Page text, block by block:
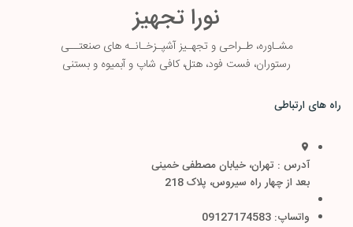
راه های ارتباطی
آدرس : تهران، خیابان مصطفی خمینی
بعد از چهار راه سیروس، پلاک 218
واتساپ: 09127174583
نورا تجهیز
مشـاوره، طـراحی و تجهـیز آشپـزخـانـه های صنعتــی
رستوران، فست فود، هتل، کافی شاپ و آبمیوه و بستنی